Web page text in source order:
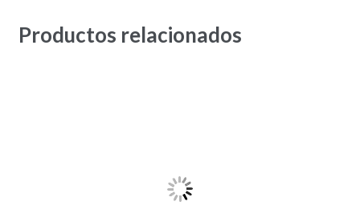
Productos relacionados